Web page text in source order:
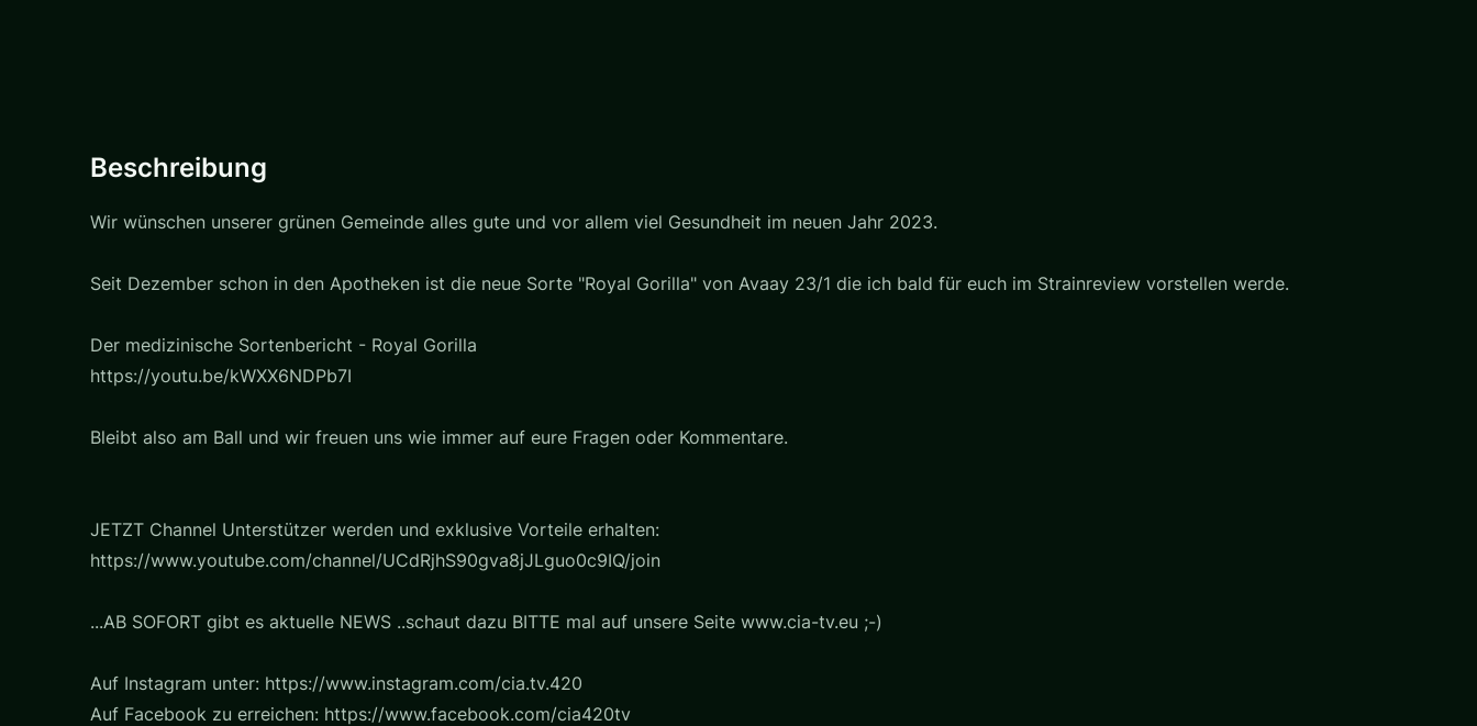
Beschreibung
Wir wünschen unserer grünen Gemeinde alles gute und vor allem viel Gesundheit im neuen Jahr 2023.
Seit Dezember schon in den Apotheken ist die neue Sorte "Royal Gorilla" von Avaay 23/1 die ich bald für euch im Strainreview vorstellen werde.
Der medizinische Sortenbericht - Royal Gorilla
https://youtu.be/kWXX6NDPb7I
Bleibt also am Ball und wir freuen uns wie immer auf eure Fragen oder Kommentare.
JETZT Channel Unterstützer werden und exklusive Vorteile erhalten:
https://www.youtube.com/channel/UCdRjhS90gva8jJLguo0c9IQ/join
...AB SOFORT gibt es aktuelle NEWS ..schaut dazu BITTE mal auf unsere Seite www.cia-tv.eu ;-)
Auf Instagram unter: https://www.instagram.com/cia.tv.420
Auf Facebook zu erreichen: https://www.facebook.com/cia420tv